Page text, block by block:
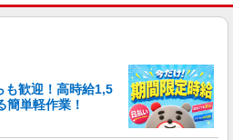
も歓迎！高時給1,5
単軽作業！